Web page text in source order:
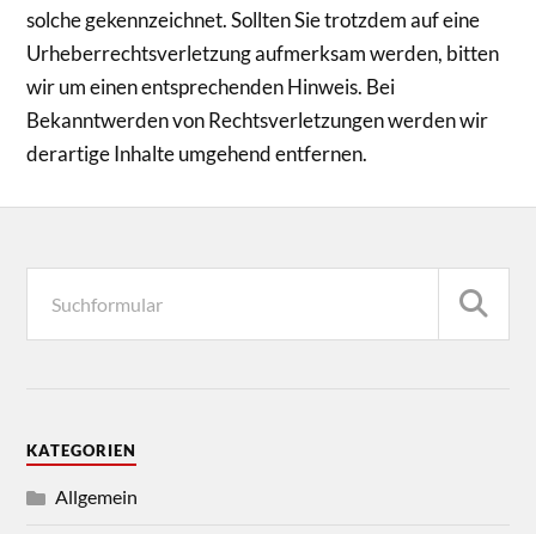
solche gekennzeichnet. Sollten Sie trotzdem auf eine
Urheberrechtsverletzung aufmerksam werden, bitten
wir um einen entsprechenden Hinweis. Bei
Bekanntwerden von Rechtsverletzungen werden wir
derartige Inhalte umgehend entfernen.
KATEGORIEN
Allgemein